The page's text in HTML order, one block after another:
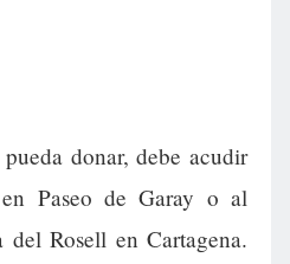
donar, debe acudir
Paseo de Garay o al
Rosell en Cartagena.